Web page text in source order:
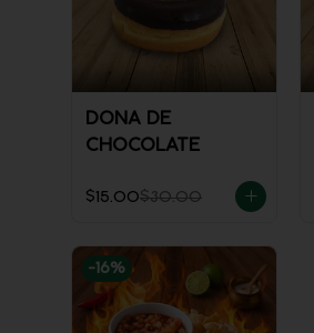
DONA DE
CHOCOLATE
$15.00$30.00
-16%